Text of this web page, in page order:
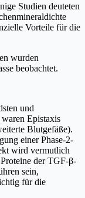
Studien deuteten
Vorteile für die
wurden
beobachtet.
und
Epistaxis
Blutgefäße).
einer Phase-2-
wird vermutlich
der TGF-β-
sein,
für die